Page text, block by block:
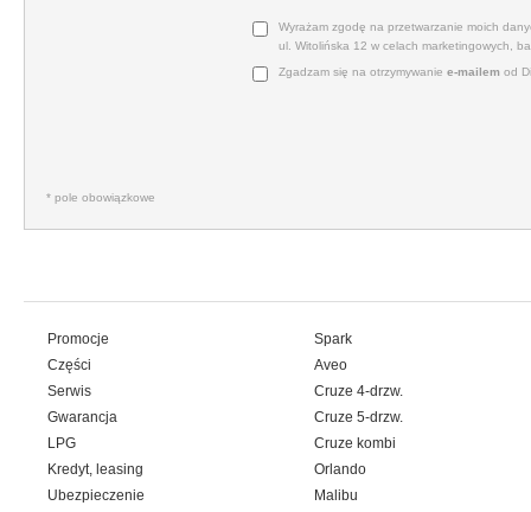
Wyrażam zgodę na przetwarzanie moich
ul. Witolińska 12 w celach marketingowych,
Zgadzam się na otrzymywanie e‑mailem od
* pole obowiązkowe
Promocje
Części
Serwis
Gwarancja
LPG
Kredyt, leasing
Ubezpieczenie
Spark
Aveo
Cruze 4-drzw.
Cruze 5-drzw.
Cruze kombi
Orlando
Malibu